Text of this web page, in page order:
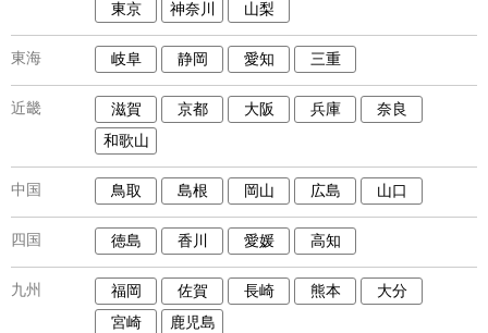
東京
神奈川 山梨
東海 岐阜 静岡 愛知 三重
近畿 滋賀 京都 大阪 兵庫
奈良
和歌山
中国 鳥取 島根 岡山 広島 山口
四国 徳島 香川 愛媛 高知
九州 福岡 佐賀 長崎 熊本
大分
宮崎
鹿児島